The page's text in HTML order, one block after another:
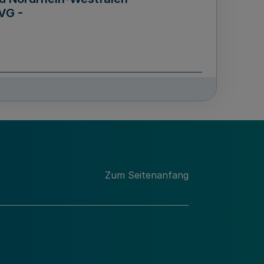
-
Männern für das Land
Zum Seitenanfang